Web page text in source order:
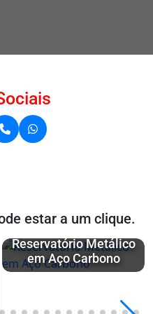
estar a um clique.
Reservatório Metálico
em Aço Carbono